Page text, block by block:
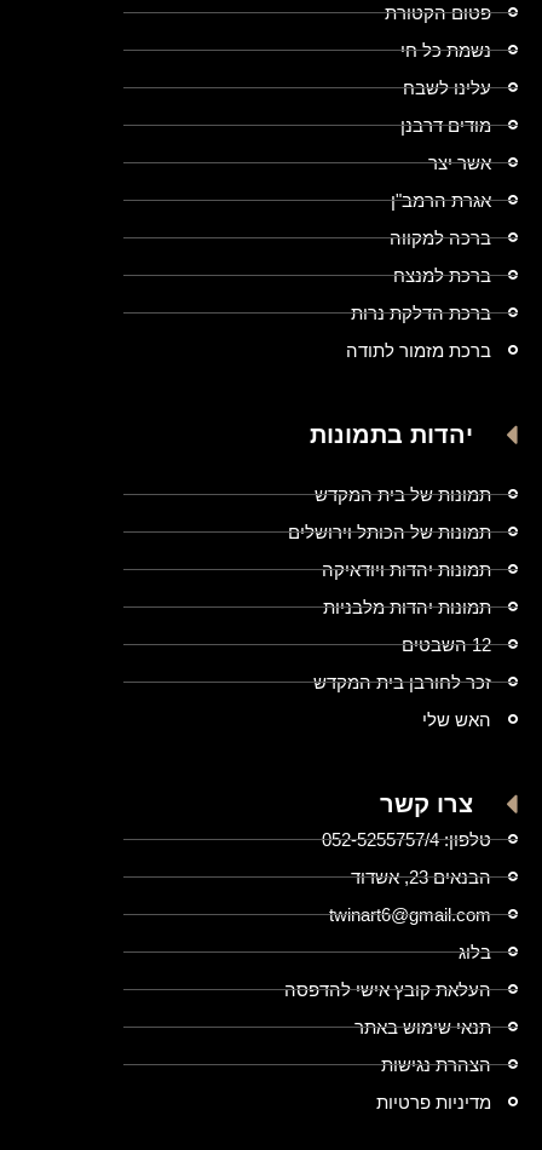
פטום הקטורת
נשמת כל חי
עלינו לשבח
מודים דרבנן
אשר יצר
אגרת הרמב"ן
ברכה למקווה
ברכת למנצח
ברכת הדלקת נרות
ברכת מזמור לתודה
יהדות בתמונות
תמונות של בית המקדש
תמונות של הכותל וירושלים
תמונות יהדות ויודאיקה
תמונות יהדות מלבניות
12 השבטים
זכר לחורבן בית המקדש
האש שלי
צרו קשר
טלפון: 052-5255757/4
הבנאים 23, אשדוד
twinart6@gmail.com
בלוג
העלאת קובץ אישי להדפסה
תנאי שימוש באתר
הצהרת נגישות
מדיניות פרטיות